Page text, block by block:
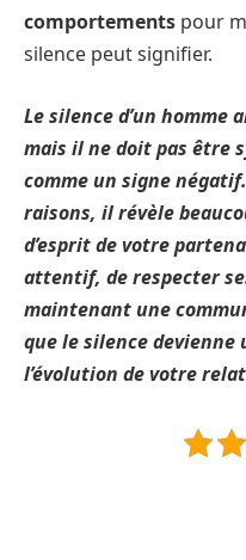
comportements pour
silence peut signifier.
Le silence d’un
mais il ne doit pas être
comme un signe
raisons, il révèle
d’esprit de votre
attentif, de respecter
maintenant une
que le silence devienne
l’évolution de votre